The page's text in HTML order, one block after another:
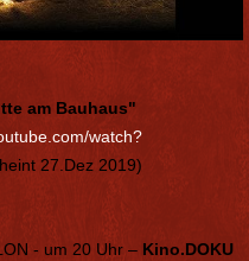
am Bauhaus"
watch?
27.Dez 2019)
- um 20 Uhr – Kino.DOKU